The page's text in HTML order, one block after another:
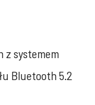
z systemem
Bluetooth 5.2